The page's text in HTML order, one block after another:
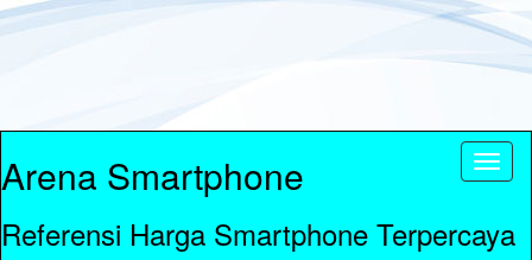
Arena Smartphone
Referensi Harga Smartphone Terpercaya